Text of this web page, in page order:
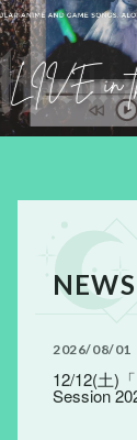
NEWS
2026 08 01
12/12(土)
Session